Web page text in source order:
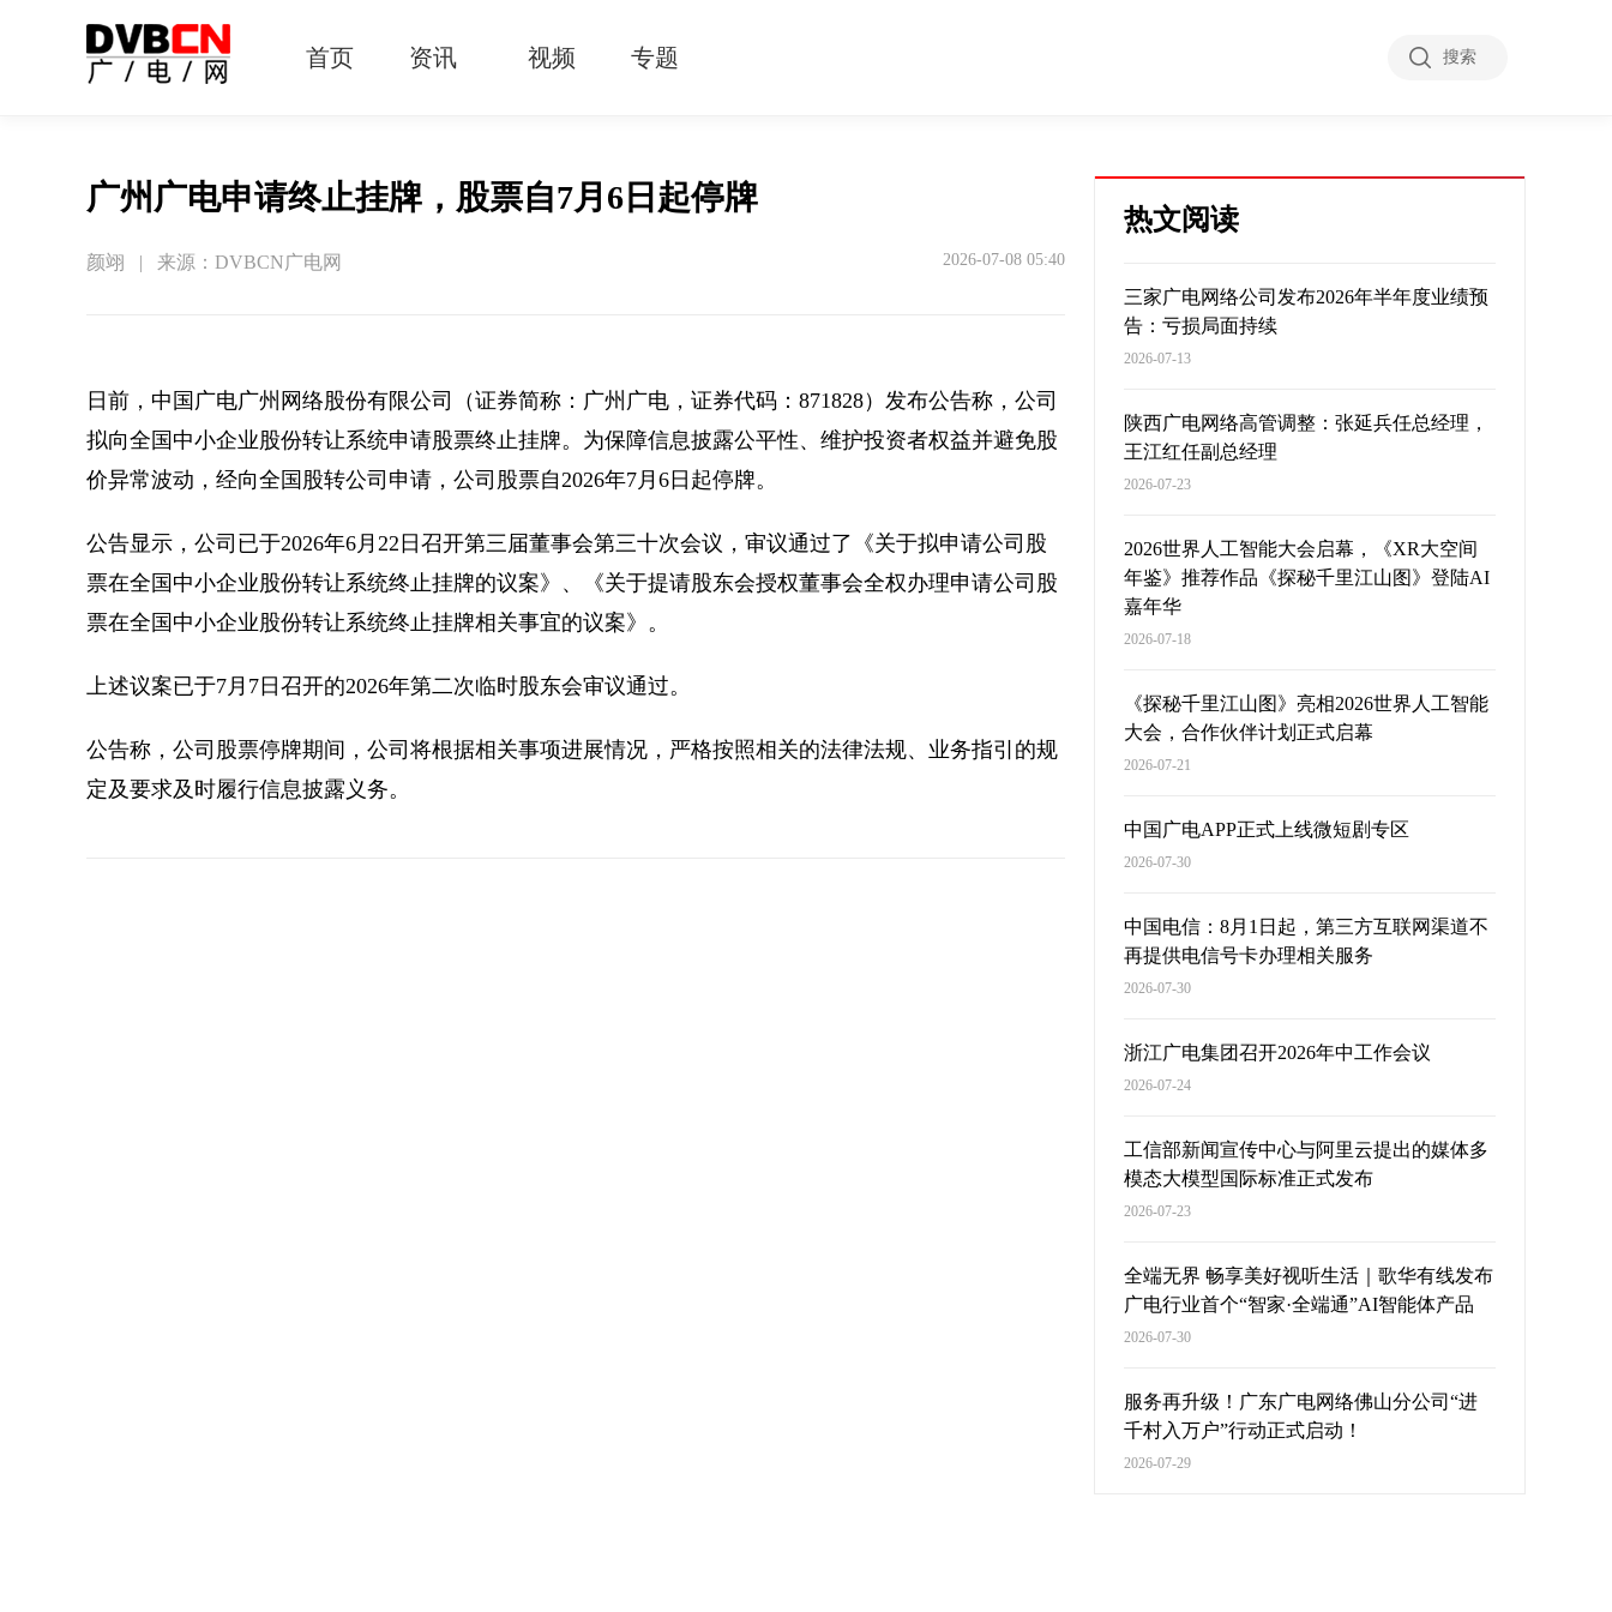
首页 资讯 视频 专题 搜索
广州广电申请终止挂牌，股票自7月6日起停牌
颜翊 | 来源：DVBCN广电网 2026-07-08 05:40
日前，中国广电广州网络股份有限公司（证券简称：广州广电，证券代码：871828）发布公告称，公司
拟向全国中小企业股份转让系统申请股票终止挂牌。为保障信息披露公平性、维护投资者权益并避免股
价异常波动，经向全国股转公司申请，公司股票自2026年7月6日起停牌。
公告显示，公司已于2026年6月22日召开第三届董事会第三十次会议，审议通过了《关于拟申请公司股
票在全国中小企业股份转让系统终止挂牌的议案》、《关于提请股东会授权董事会全权办理申请公司股
票在全国中小企业股份转让系统终止挂牌相关事宜的议案》。
上述议案已于7月7日召开的2026年第二次临时股东会审议通过。
公告称，公司股票停牌期间，公司将根据相关事项进展情况，严格按照相关的法律法规、业务指引的规
定及要求及时履行信息披露义务。
热文阅读
三家广电网络公司发布2026年半年度业绩预
告：亏损局面持续
2026-07-13
陕西广电网络高管调整：张延兵任总经理，
王江红任副总经理
2026-07-23
2026世界人工智能大会启幕，《XR大空间
年鉴》推荐作品《探秘千里江山图》登陆AI
嘉年华
2026-07-18
《探秘千里江山图》亮相2026世界人工智能
大会，合作伙伴计划正式启幕
2026-07-21
中国广电APP正式上线微短剧专区
2026-07-30
中国电信：8月1日起，第三方互联网渠道不
再提供电信号卡办理相关服务
2026-07-30
浙江广电集团召开2026年中工作会议
2026-07-24
工信部新闻宣传中心与阿里云提出的媒体多
模态大模型国际标准正式发布
2026-07-23
全端无界 畅享美好视听生活｜歌华有线发布
广电行业首个“智家·全端通”AI智能体产品
2026-07-30
服务再升级！广东广电网络佛山分公司“进
千村入万户”行动正式启动！
2026-07-29